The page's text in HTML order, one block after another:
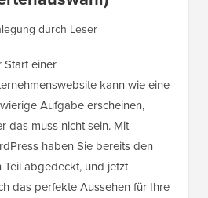
durch Leser
Start einer
kann wie eine
Aufgabe erscheinen,
das muss nicht sein. Mit
haben Sie bereits den
abgedeckt, und jetzt
das perfekte Aussehen für Ihre